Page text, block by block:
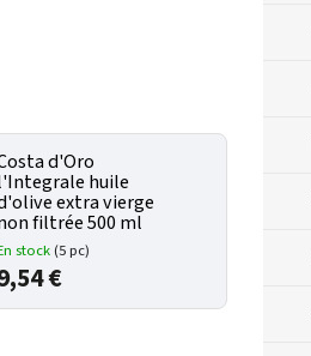
d'Oro
huile
extra vierge
filtrée 500 ml
stock (5 pc)
€